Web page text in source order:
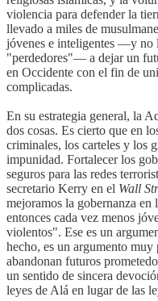
violencia para defender la
llevado a miles de
jóvenes e inteligentes —y no
"perdedores"— a dejar un
en Occidente con el fin de
complicadas.
En su estrategia general, la
dos cosas. Es cierto que en
criminales, los carteles y los
impunidad. Fortalecer los
seguros para las redes
secretario Kerry en el Wall
mejoramos la gobernanza
entonces cada vez menos
violentos". Ese es un
hecho, es un argumento
abandonan futuros
un sentido de sincera
leyes de Alá en lugar de las